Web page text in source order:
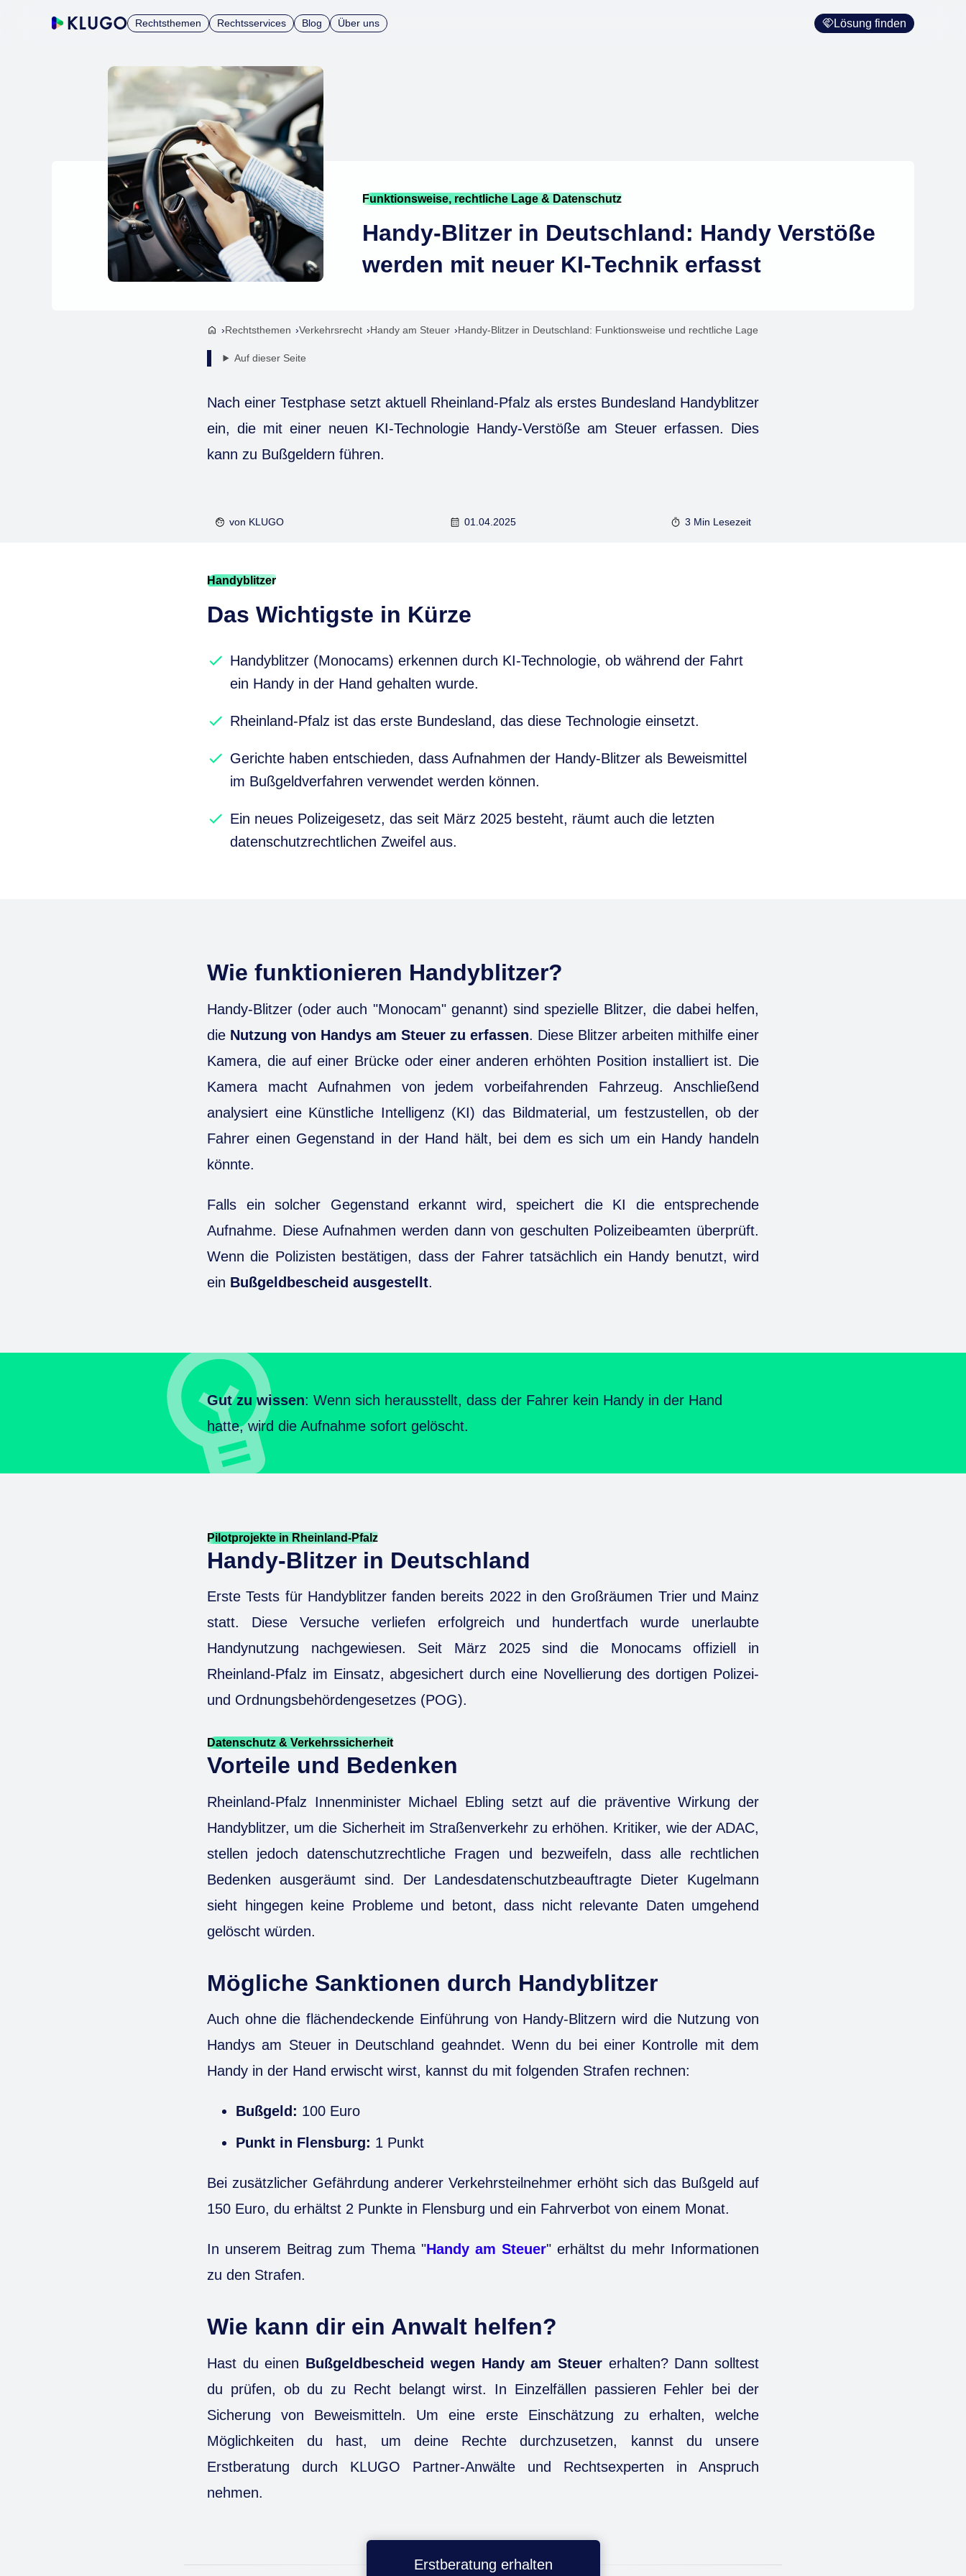
Rechtsthemen Rechtsservices Blog Über uns Lösung finden
Funktionsweise, rechtliche Lage & Datenschutz
Handy-Blitzer in Deutschland: Handy Verstöße
werden mit neuer KI-Technik erfasst
Rechtsthemen Verkehrsrecht Handy am Steuer Handy-Blitzer in Deutschland: Funktionsweise und rechtliche Lage
Auf dieser Seite
Nach einer Testphase setzt aktuell Rheinland-Pfalz als erstes Bundesland Handyblitzer
ein, die mit einer neuen KI-Technologie Handy-Verstöße am Steuer erfassen. Dies
kann zu Bußgeldern führen.
von KLUGO 01.04.2025 3 Min Lesezeit
Handyblitzer
Das Wichtigste in Kürze
Handyblitzer (Monocams) erkennen durch KI-Technologie, ob während der Fahrt
ein Handy in der Hand gehalten wurde.
Rheinland-Pfalz ist das erste Bundesland, das diese Technologie einsetzt.
Gerichte haben entschieden, dass Aufnahmen der Handy-Blitzer als Beweismittel
im Bußgeldverfahren verwendet werden können.
Ein neues Polizeigesetz, das seit März 2025 besteht, räumt auch die letzten
datenschutzrechtlichen Zweifel aus.
Wie funktionieren Handyblitzer?
Handy-Blitzer (oder auch "Monocam" genannt) sind spezielle Blitzer, die dabei helfen,
die Nutzung von Handys am Steuer zu erfassen. Diese Blitzer arbeiten mithilfe einer
Kamera, die auf einer Brücke oder einer anderen erhöhten Position installiert ist. Die
Kamera macht Aufnahmen von jedem vorbeifahrenden Fahrzeug. Anschließend
analysiert eine Künstliche Intelligenz (KI) das Bildmaterial, um festzustellen, ob der
Fahrer einen Gegenstand in der Hand hält, bei dem es sich um ein Handy handeln
könnte.
Falls ein solcher Gegenstand erkannt wird, speichert die KI die entsprechende
Aufnahme. Diese Aufnahmen werden dann von geschulten Polizeibeamten überprüft.
Wenn die Polizisten bestätigen, dass der Fahrer tatsächlich ein Handy benutzt, wird
ein Bußgeldbescheid ausgestellt.
Gut zu wissen: Wenn sich herausstellt, dass der Fahrer kein Handy in der Hand
hatte, wird die Aufnahme sofort gelöscht.
Pilotprojekte in Rheinland-Pfalz
Handy-Blitzer in Deutschland
Erste Tests für Handyblitzer fanden bereits 2022 in den Großräumen Trier und Mainz
statt. Diese Versuche verliefen erfolgreich und hundertfach wurde unerlaubte
Handynutzung nachgewiesen. Seit März 2025 sind die Monocams offiziell in
Rheinland-Pfalz im Einsatz, abgesichert durch eine Novellierung des dortigen Polizei-
und Ordnungsbehördengesetzes (POG).
Datenschutz & Verkehrssicherheit
Vorteile und Bedenken
Rheinland-Pfalz Innenminister Michael Ebling setzt auf die präventive Wirkung der
Handyblitzer, um die Sicherheit im Straßenverkehr zu erhöhen. Kritiker, wie der ADAC,
stellen jedoch datenschutzrechtliche Fragen und bezweifeln, dass alle rechtlichen
Bedenken ausgeräumt sind. Der Landesdatenschutzbeauftragte Dieter Kugelmann
sieht hingegen keine Probleme und betont, dass nicht relevante Daten umgehend
gelöscht würden.
Mögliche Sanktionen durch Handyblitzer
Auch ohne die flächendeckende Einführung von Handy-Blitzern wird die Nutzung von
Handys am Steuer in Deutschland geahndet. Wenn du bei einer Kontrolle mit dem
Handy in der Hand erwischt wirst, kannst du mit folgenden Strafen rechnen:
Bußgeld: 100 Euro
Punkt in Flensburg: 1 Punkt
Bei zusätzlicher Gefährdung anderer Verkehrsteilnehmer erhöht sich das Bußgeld auf
150 Euro, du erhältst 2 Punkte in Flensburg und ein Fahrverbot von einem Monat.
In unserem Beitrag zum Thema "Handy am Steuer" erhältst du mehr Informationen
zu den Strafen.
Wie kann dir ein Anwalt helfen?
Hast du einen Bußgeldbescheid wegen Handy am Steuererhalten? Dann solltest
du prüfen, ob du zu Recht belangt wirst. In Einzelfällen passieren Fehler bei der
Sicherung von Beweismitteln. Um eine erste Einschätzung zu erhalten, welche
Möglichkeiten du hast, um deine Rechte durchzusetzen, kannst du unsere
Erstberatung durch KLUGO Partner-Anwälte und Rechtsexperten in Anspruch
nehmen.
Erstberatung erhalten